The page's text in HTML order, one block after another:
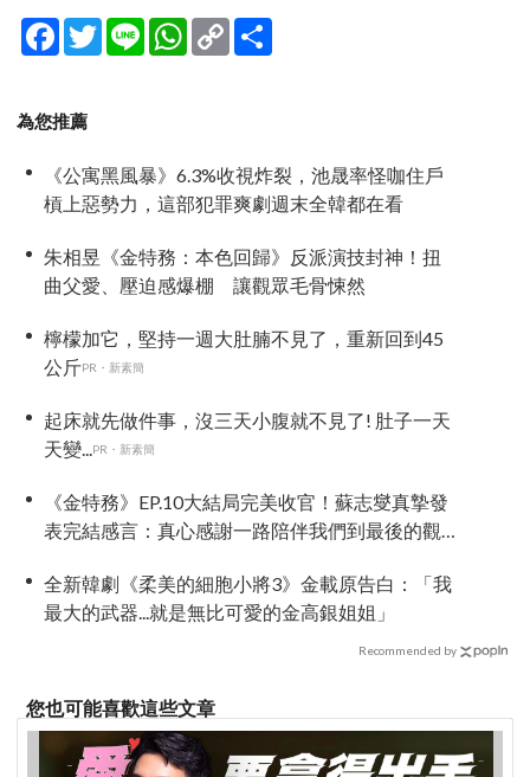
Facebook
TwitterLine WhatsApp
Copy
Link
為您推薦
《公寓黑風暴》6.3%收視炸裂，池晟率怪咖住戶
槓上惡勢力，這部犯罪爽劇週末全韓都在看
朱相昱《金特務：本色回歸》反派演技封神！扭
曲父愛、壓迫感爆棚 讓觀眾毛骨悚然
檸檬加它，堅持一週大肚腩不見了，重新回到45
公斤PR・新素簡
起床就先做件事，沒三天小腹就不見了! 肚子一天
天變...PR・新素簡
《金特務》EP.10大結局完美收官！蘇志燮真摯發
表完結感言：真心感謝一路陪伴我們到最後的觀
全新韓劇《柔美的細胞小將3》金載原告白：「我
最大的武器...就是無比可愛的金高銀姐姐」
Recommended by
您也可能喜歡這些文章